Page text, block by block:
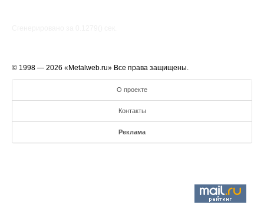
© 1998 — 2026 «Metalweb.ru» Все права защищены.
О проекте
Контакты
Реклама